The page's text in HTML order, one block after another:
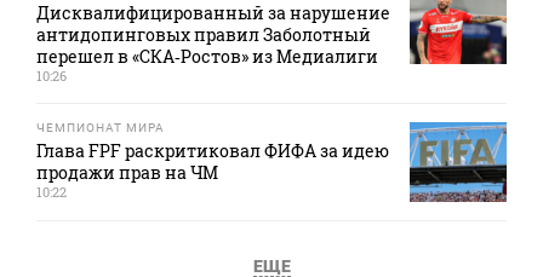
Дисквалифицированный за нарушение
антидопинговых правил Заболотный
перешел в «СКА‑Ростов» из Медиалиги
10:26
ЧЕМПИОНАТ МИРА
Глава FPF раскритиковал ФИФА за идею
продажи прав на ЧМ
10:22
ЕЩЕ